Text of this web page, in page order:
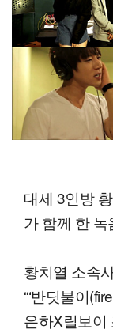
대세 3인방
가 함께 한
황치열 소속
“‘반딧불이
은하X릴보이